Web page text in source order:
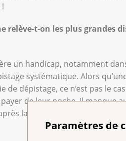
Paramètres de
relève-t-on les plus grandes
un handicap, notamment
systématique. Alors
de dépistage, ce n’est pas le
de leur poche. Il manque
la phase aiguë.